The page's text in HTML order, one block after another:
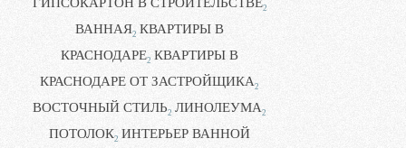
2
ВАННАЯ2 КВАРТИРЫ В
КРАСНОДАРЕ2 КВАРТИРЫ В
КРАСНОДАРЕ ОТ ЗАСТРОЙЩИКА2
ВОСТОЧНЫЙ СТИЛЬ2 ЛИНОЛЕУМА2
ПОТОЛОК2 ИНТЕРЬЕР ВАННОЙ